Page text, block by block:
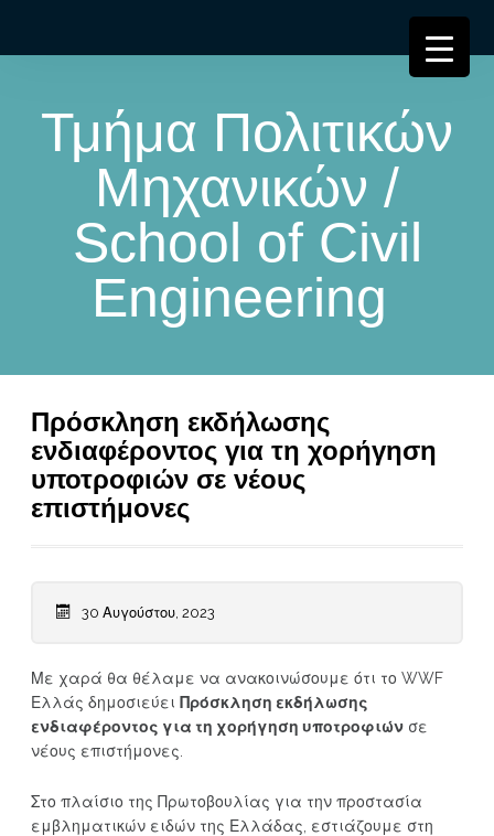
Τμήμα Πολιτικών
Μηχανικών /
School of Civil
Engineering
Πρόσκληση εκδήλωσης
ενδιαφέροντος για τη χορήγηση
υποτροφιών σε νέους
επιστήμονες
30 Αυγούστου, 2023
Με χαρά θα θέλαμε να ανακοινώσουμε ότι το WWF
Ελλάς δημοσιεύει Πρόσκληση εκδήλωσης
ενδιαφέροντος για τη χορήγηση υποτροφιώνσε
νέους επιστήμονες.
Στο πλαίσιο της Πρωτοβουλίας για την προστασία
εμβληματικών ειδών της Ελλάδας, εστιάζουμε στη